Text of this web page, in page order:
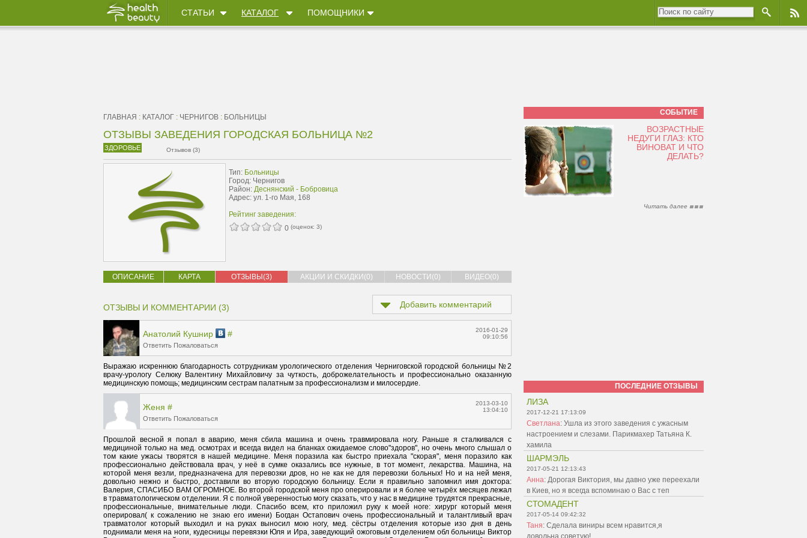
СТАТЬИ КАТАЛОГ ПОМОЩНИКИ
ГЛАВНАЯ : КАТАЛОГ : ЧЕРНИГОВ : БОЛЬНИЦЫ
ОТЗЫВЫ ЗАВЕДЕНИЯ ГОРОДСКАЯ БОЛЬНИЦА №2
ЗДОРОВЬЕ Отзывов (3)
Тип: Больницы
Город: Чернигов
Район: Деснянский - Бобровица
Адрес: ул. 1-го Мая, 168
Рейтинг заведения:
0 (оценок: 3)
ОПИСАНИЕ КАРТА ОТЗЫВЫ(3) АКЦИИ И СКИДКИ(0) НОВОСТИ(0) ВИДЕО(0)
ОТЗЫВЫ И КОММЕНТАРИИ (3) Добавить комментарий
Анатолий Кушнир #
Ответить Пожаловаться
2016-01-29
09:10:56
Выражаю искреннюю благодарность сотрудникам урологического отделения Черниговской городской больницы №2
врачу-урологу Селюку Валентину Михайловичу за чуткость, доброжелательность и профессионально оказанную
медицинскую помощь; медицинским сестрам палатным за профессионализм и милосердие.
Женя #
Ответить Пожаловаться
2013-03-10
13:04:10
Прошлой весной я попал в аварию, меня сбила машина и очень травмировала ногу. Раньше я сталкивался с
медициной только на мед. осмотрах и всегда видел на бланках ожидаемое слово"здоров", но очень много слышал о
том какие ужасы творятся в нашей медицине. Меня поразила как быстро приехала "скорая", меня поразило как
профессионально действовала врач, у неё в сумке оказались все нужные, в тот момент, лекарства. Машина, на
которой меня везли, предназначена для перевозки дров, но не как не для перевозки больных! Но и на ней меня,
довольно нежно и быстро, доставили во вторую городскую больницу. Если я правильно запомнил имя доктора:
Валерия, СПАСИБО ВАМ ОГРОМНОЕ. Во второй городской меня про оперировали и я более четырёх месяцев лежал
в травматологическом отделении. Я с полной уверенностью могу сказать, что у нас в медицине трудятся прекрасные,
профессиональные, внимательные люди. Спасибо всем, кто приложил руку к моей ноге: хирург который меня
оперировал( к сожалению не знаю его имени) Богдан Остапович очень профессиональный и талантливый врач
травматолог который выходил и на руках выносил мою ногу, мед. сёстры отделения которые изо дня в день
поднимали меня на ноги, кудесницы перевязки Юля и Ира, заведующий ожоговым отделением обл больницы Виктор
СОБЫТИЕ
ВОЗРАСТНЫЕ
НЕДУГИ ГЛАЗ: КТО
ВИНОВАТ И ЧТО
ДЕЛАТЬ?
Читать далее
ПОСЛЕДНИЕ ОТЗЫВЫ
ЛИЗА
2017-12-21 17:13:09
Светлана: Ушла из этого заведения с ужасным
настроением и слезами. Парикмахер Татьяна К.
хамила
ШАРМЭЛЬ
2017-05-21 12:13:43
Анна: Дорогая Виктория, мы давно уже переехали
в Киев, но я всегда вспоминаю о Вас с теп
СТОМАДЕНТ
2017-05-14 09:42:32
Таня: Сделала виниры всем нравится,я
довольна,советую!